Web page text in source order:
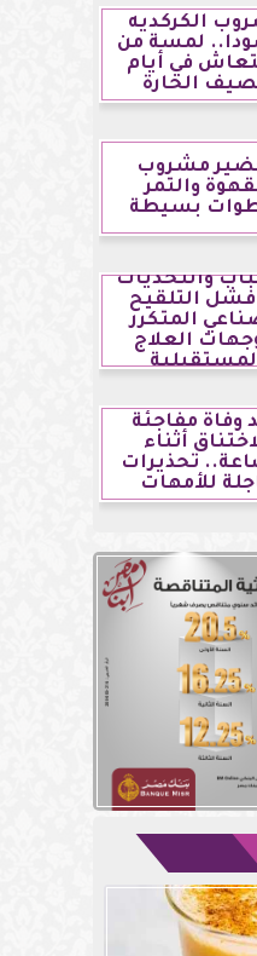
الكركديه
لمسة من
في أيام
الحارة
مشروب
والتمر
بسيطة
والتحديات
التلقيح
المتكرر
العلاج
وفاة مفاجئة
أثناء
تحذيرات
للأمهات